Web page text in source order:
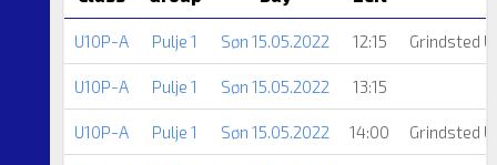
U10P-A Pulje 1 Søn 15.05.2022 12:15 Grindsted
U10P-A Pulje 1 Søn 15.05.2022 13:15
U10P-A Pulje 1 Søn 15.05.2022 14:00 Grindsted